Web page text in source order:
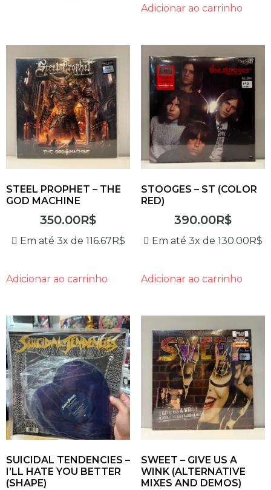
Adicionar ao carrinho
STEEL PROPHET – THE
GOD MACHINE
350.00R$
Em até 3x de 116.67 R$
Adicionar ao carrinho
STOOGES – ST (COLOR
RED)
390.00R$
Em até 3x de 130.00 R$
Adicionar ao carrinho
SUICIDAL TENDENCIES –
I’LL HATE YOU BETTER
(SHAPE)
SWEET – GIVE US A
WINK (ALTERNATIVE
MIXES AND DEMOS)